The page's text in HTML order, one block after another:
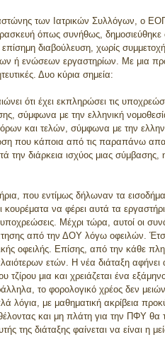
των Ιατρικών Συλλόγων, ο
όπως συνήθως,
διαβούλευση, χωρίς
ή ενώσεων εργαστηρίων. Με μια
Δυο κύρια σημεία:
ότι έχει εκπληρώσει τις
σύμφωνα με την ελληνική
και τελών, σύμφωνα με την
που κάποια από τις παραπάνω
την διάρκεια ισχύος μιας
που εντίμως δήλωναν τα
να φέρει αυτά τα
Μέχρι τώρα, αυτοί οι
από την ΔΟΥ λόγω οφειλών.
οφειλής. Επίσης, από την κάθε
ετών. Η νέα διάταξη αφήνει
μια και χρειάζεται ένα
το φορολογικό χρέος δεν
λόγια, με μαθηματική ακρίβεια
και μη πλάτη για την ΠΦΥ θα
διάταξης φαίνεται να είναι η